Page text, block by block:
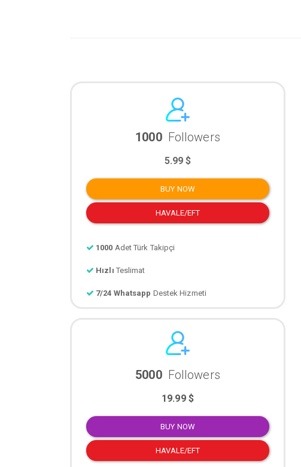
1000 Followers
5.99 $
BUY NOW
HAVALE/EFT
1000 Adet Türk Takipçi
Hızlı Teslimat
7/24 Whatsapp Destek Hizmeti
5000 Followers
19.99 $
BUY NOW
HAVALE/EFT